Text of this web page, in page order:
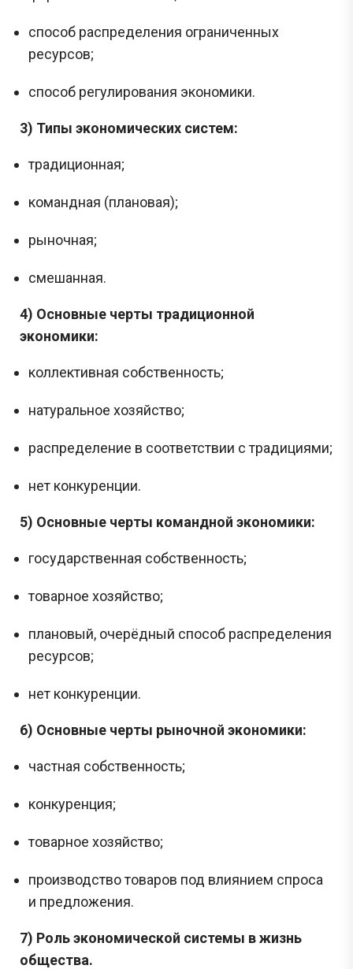
способ распределения ограниченных
ресурсов;
способ регулирования экономики.
3) Типы экономических систем:
традиционная;
командная (плановая);
рыночная;
смешанная.
4) Основные черты традиционной
экономики:
коллективная собственность;
натуральное хозяйство;
распределение в соответствии с традициями;
нет конкуренции.
5) Основные черты командной экономики:
государственная собственность;
товарное хозяйство;
плановый, очерёдный способ распределения
ресурсов;
нет конкуренции.
6) Основные черты рыночной экономики:
частная собственность;
конкуренция;
товарное хозяйство;
производство товаров под влиянием спроса
и предложения.
7) Роль экономической системы в жизнь
общества.
Подпишись и получай бесплатно
задания с Дальнего востока!
Задания с Дальнего востока присылаются выпускниками, уже прошедшими